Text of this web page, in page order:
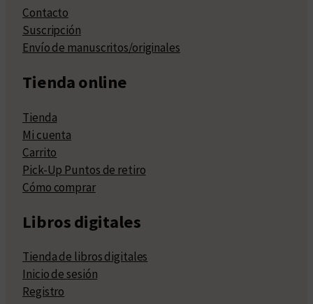
Contacto
Suscripción
Envío de manuscritos/originales
Tienda online
Tienda
Mi cuenta
Carrito
Pick-Up Puntos de retiro
Cómo comprar
Libros digitales
Tienda de libros digitales
Inicio de sesión
Registro